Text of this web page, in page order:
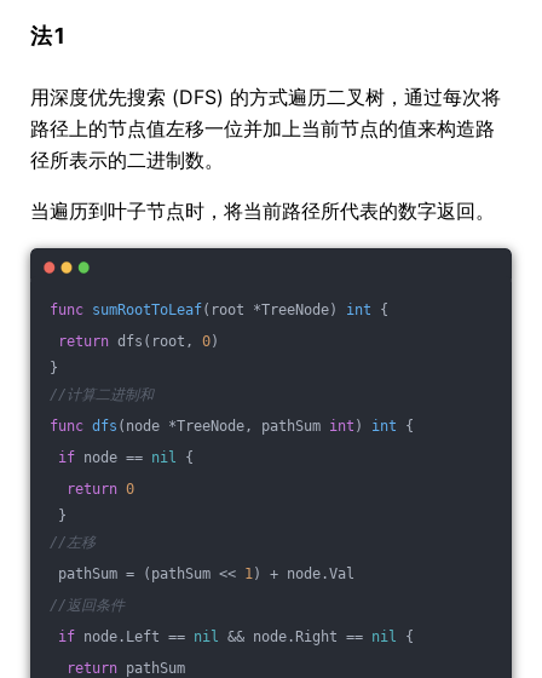
法1
用深度优先搜索 (DFS) 的方式遍历二叉树，通过每次将
路径上的节点值左移一位并加上当前节点的值来构造路
径所表示的二进制数。
当遍历到叶子节点时，将当前路径所代表的数字返回。
func sumRootToLeaf(root *TreeNode) int {
return dfs(root, 0)
}
//计算二进制和
func dfs (node *TreeNode, pathSum int ) int {
if node == nil {
return 0
}
//左移
pathSum = (pathSum << 1) + node.Val
//返回条件
if node.Left == nil && node.Right == nil {
return pathSum